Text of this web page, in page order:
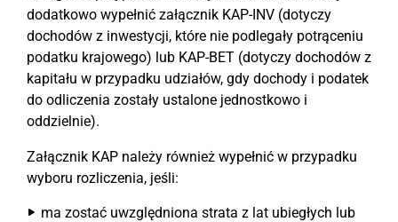
dodatkowo wypełnić załącznik KAP-INV (dotyczy
dochodów z inwestycji, które nie podlegały potrąceniu
podatku krajowego) lub KAP-BET (dotyczy dochodów z
kapitału w przypadku udziałów, gdy dochody i podatek
do odliczenia zostały ustalone jednostkowo i
oddzielnie).
Załącznik KAP należy również wypełnić w przypadku
wyboru rozliczenia, jeśli:
ma zostać uwzględniona strata z lat ubiegłych lub